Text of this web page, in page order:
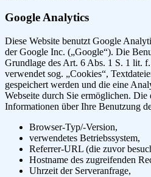
Google Analytics
Diese Website benutzt Google
der Google Inc. („Google“). Die
Grundlage des Art. 6 Abs. 1 S. 1 lit.
verwendet sog. „Cookies“,
gespeichert werden und die eine
Webseite durch Sie ermöglichen.
Informationen über Ihre Benutzung
Browser-Typ/-Version,
verwendetes Betriebssystem,
Referrer-URL (die zuvor
Hostname des zugreifenden
Uhrzeit der Serveranfrage,